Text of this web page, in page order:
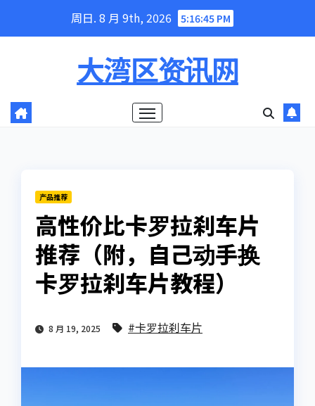
周日. 8 月 9th, 2026 5:16:46 PM
大湾区资讯网
产品推荐
高性价比卡罗拉刹车片
推荐（附，自己动手换
卡罗拉刹车片教程）
8 月 19, 2025 #卡罗拉刹车片